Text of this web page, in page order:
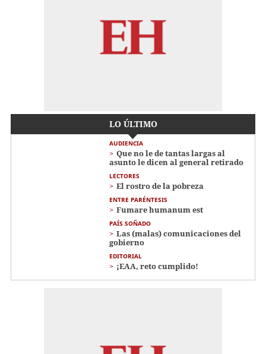
LO ÚLTIMO
AUDIENCIA
Que no le de tantas largas al
asunto le dicen al general retirado
LECTORES
El rostro de la pobreza
ENTRE PARÉNTESIS
Fumare humanum est
PAÍS SOÑADO
Las (malas) comunicaciones del
gobierno
EDITORIAL
¡EAA, reto cumplido!